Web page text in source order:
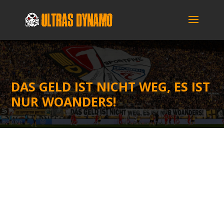
DAS GELD IST NICHT WEG, ES IST
NUR WOANDERS!